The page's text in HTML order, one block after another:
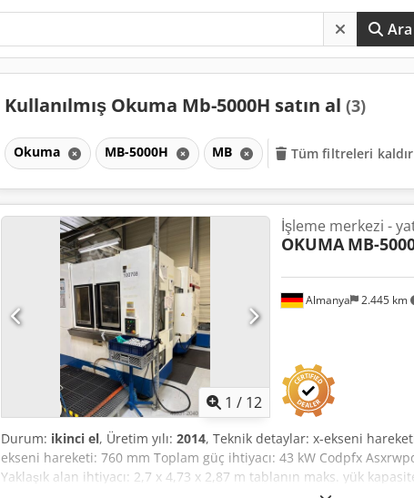
Ara
Kullanılmış Okuma Mb-5000H satın al (3)
Okuma MB-5000H MB Tüm filtreleri kaldır
1 / 12
Almanya 2.445 km
İşleme merkezi -
OKUMA MB-
Durum: ikinci el, Üretim yılı: 2014, Teknik detaylar: x-ekseni
ekseni hareketi: 760 mm Toplam güç ihtiyacı: 43 kW Codpfx
Yaklaşık alan ihtiyacı: 2,7 x 4,73 x 2,87 m tablanın maks. yük